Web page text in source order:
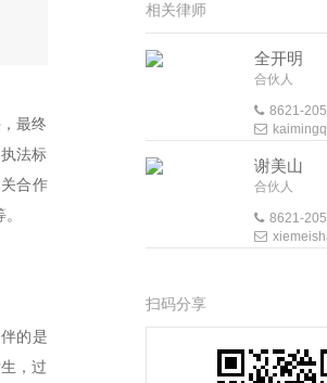
最终
法标
合作
的是
，过
相关律师
全开明
合伙人
8621-
谢美山
合伙人
8621-
扫码分享